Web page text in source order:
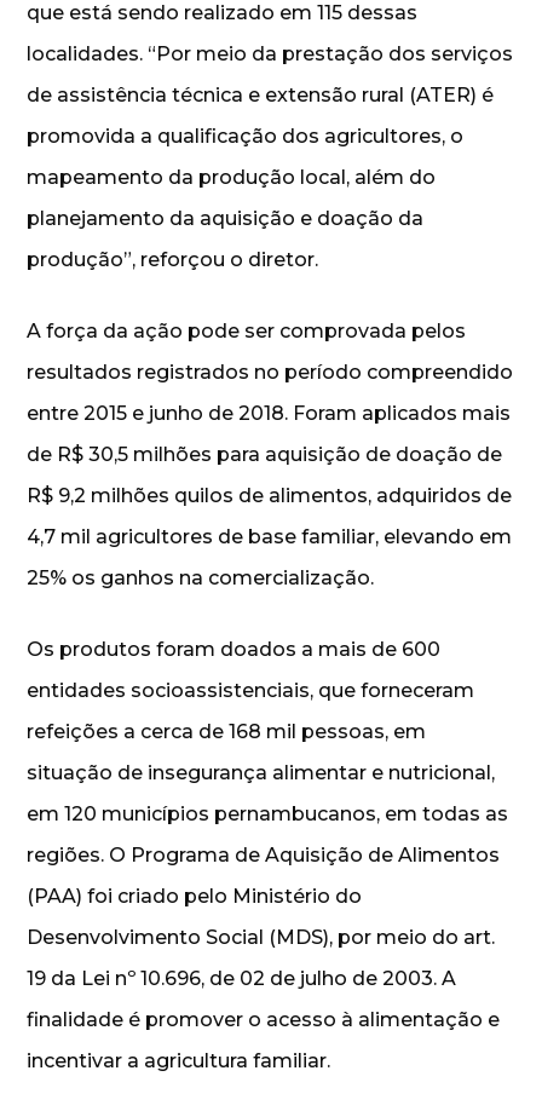
que está sendo realizado em 115 dessas
localidades. “Por meio da prestação dos serviços
de assistência técnica e extensão rural (ATER) é
promovida a qualificação dos agricultores, o
mapeamento da produção local, além do
planejamento da aquisição e doação da
produção”, reforçou o diretor.
A força da ação pode ser comprovada pelos
resultados registrados no período compreendido
entre 2015 e junho de 2018. Foram aplicados mais
de R$ 30,5 milhões para aquisição de doação de
R$ 9,2 milhões quilos de alimentos, adquiridos de
4,7 mil agricultores de base familiar, elevando em
25% os ganhos na comercialização.
Os produtos foram doados a mais de 600
entidades socioassistenciais, que forneceram
refeições a cerca de 168 mil pessoas, em
situação de insegurança alimentar e nutricional,
em 120 municípios pernambucanos, em todas as
regiões. O Programa de Aquisição de Alimentos
(PAA) foi criado pelo Ministério do
Desenvolvimento Social (MDS), por meio do art.
19 da Lei nº 10.696, de 02 de julho de 2003. A
finalidade é promover o acesso à alimentação e
incentivar a agricultura familiar.